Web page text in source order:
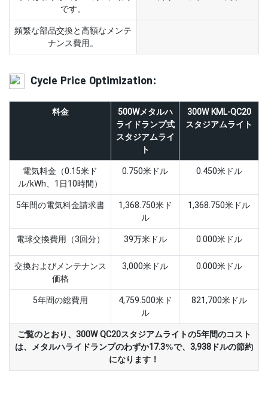
です。
頻繁な部品交換と高額なメンテ
ナンス費用。
Cycle Price Optimization:
料金
500Wメタルハ
ライドランプ式
スタジアムライ
ト
300W KML-QC20
スタジアムライト
電気料金（0.15米ド
ル/kWh、1日10時間）
0.750米ドル 0.450米ドル
5年間の電気料金請求書
1,368.750米ド
ル
1,368.750米ドル
電球交換費用（3回分） 39万米ドル 0.000米ドル
交換およびメンテナンス
価格
3,000米ドル 0.000米ドル
5年間の総費用
4,759.500米ド
ル
821,700米ドル
ご覧のとおり、300W QC20スタジアムライトの5年間のコスト
は、メタルハライドランプのわずか17.3%で、3,938ドルの節約
になります！